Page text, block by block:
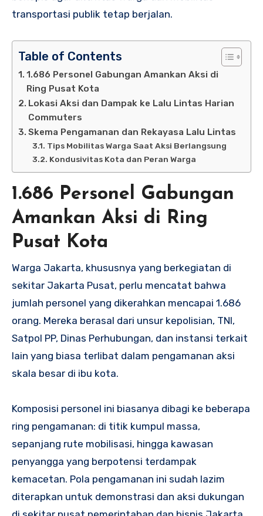
transportasi publik tetap berjalan.
Table of Contents
1.686 Personel Gabungan Amankan Aksi di
Ring Pusat Kota
Lokasi Aksi dan Dampak ke Lalu Lintas Harian
Commuters
Skema Pengamanan dan Rekayasa Lalu Lintas
Tips Mobilitas Warga Saat Aksi Berlangsung
Kondusivitas Kota dan Peran Warga
1.686 Personel Gabungan
Amankan Aksi di Ring
Pusat Kota
Warga Jakarta, khususnya yang berkegiatan di
sekitar Jakarta Pusat, perlu mencatat bahwa
jumlah personel yang dikerahkan mencapai 1.686
orang. Mereka berasal dari unsur kepolisian, TNI,
Satpol PP, Dinas Perhubungan, dan instansi terkait
lain yang biasa terlibat dalam pengamanan aksi
skala besar di ibu kota.
Komposisi personel ini biasanya dibagi ke beberapa
ring pengamanan: di titik kumpul massa,
sepanjang rute mobilisasi, hingga kawasan
penyangga yang berpotensi terdampak
kemacetan. Pola pengamanan ini sudah lazim
diterapkan untuk demonstrasi dan aksi dukungan